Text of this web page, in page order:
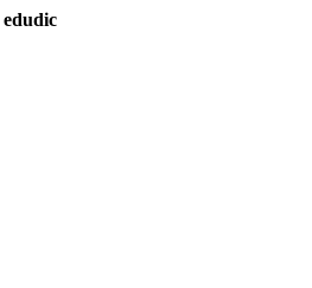
edudic